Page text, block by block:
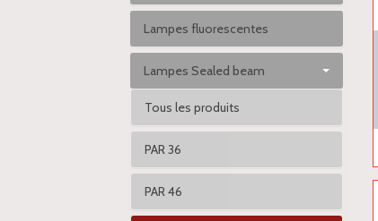
Lampes fluorescentes
Lampes Sealed beam
Tous les produits
PAR 36
PAR 46